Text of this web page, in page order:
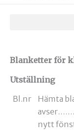
Blanketter för
Utställning
Bl.nr
Hämta
nytt